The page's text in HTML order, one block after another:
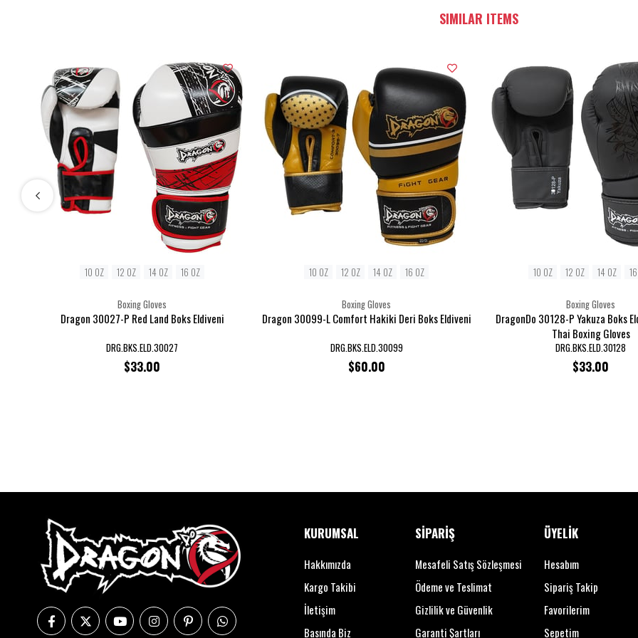
SIMILAR ITEMS
Boxing Gloves
Dragon 30027-P Red Land Boks Eldiveni
DRG.BKS.ELD.30027
$33.00
10 OZ 12 OZ 14 OZ 16 OZ
Boxing Gloves
Dragon 30099-L Comfort Hakiki Deri Boks Eldiveni
DRG.BKS.ELD.30099
$60.00
10 OZ 12 OZ 14 OZ 16 OZ
Boxing Gloves
DragonDo 30128-P Yakuza Boks
Thai Boxing Gloves
DRG.BKS.ELD.30128
$33.00
10 OZ 12 OZ 14 OZ
KURUMSAL
Hakkımızda
Kargo Takibi
İletişim
Basında Biz
SİPARİŞ
Mesafeli Satış Sözleşmesi
Ödeme ve Teslimat
Gizlilik ve Güvenlik
Garanti Şartları
ÜYELİK
Hesabım
Sipariş Takip
Favorilerim
Sepetim